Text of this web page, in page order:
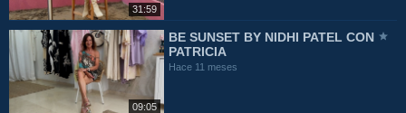
31:59
09:05
BE SUNSET BY NIDHI PATEL CON
PATRICIA
Hace 11 meses